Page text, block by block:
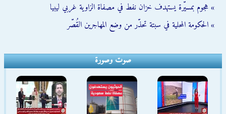
» هجوم بمسيّرة يستهدف خزان نفط في مصفاة الزاوية غربي ليبيا
» الحكومة المحلية في سبتة تحذّر من وضع المهاجرين القُصّر
صوت وصورة